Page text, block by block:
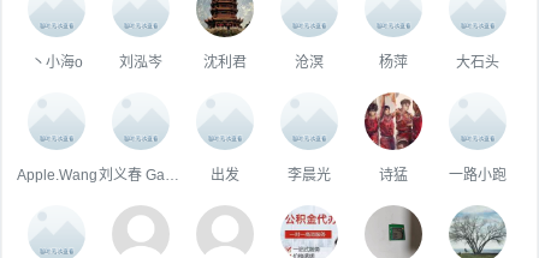
丶小海o 刘泓岑 沈利君 沧溟 杨萍 大石头
Apple.Wang 出发 李晨光 诗猛 一路小跑